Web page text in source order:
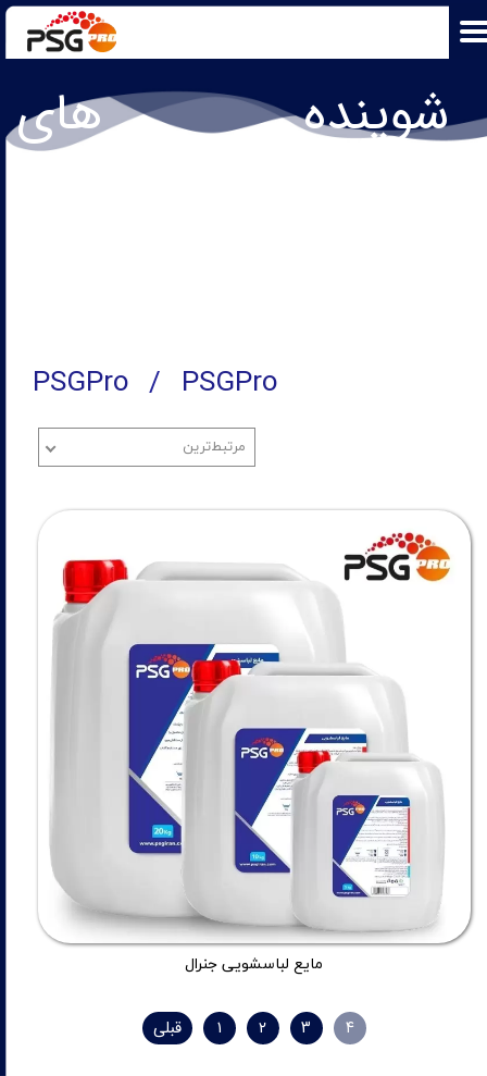
PSGPro PSGPro
مرتبط‌ترین
مایع لباسشویی جنرال
قبلی ۱ ۲ ۳ ۴
شوینده های